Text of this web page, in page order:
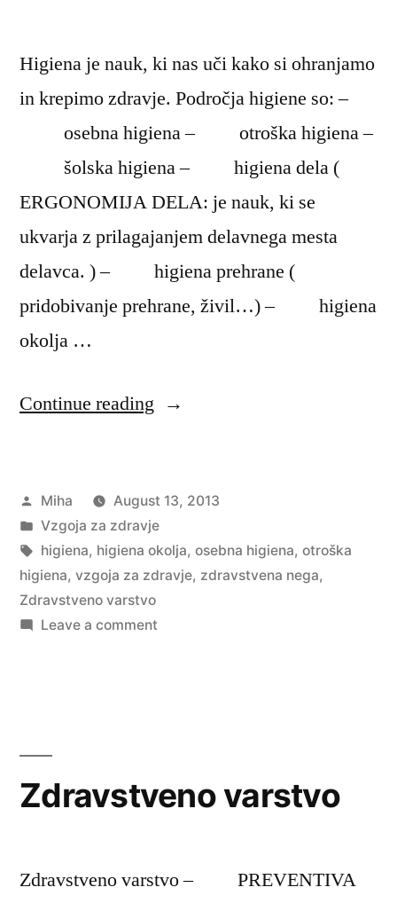
Higiena je nauk, ki nas uči kako si ohranjamo
in krepimo zdravje. Področja higiene so: –
osebna higiena – otroška higiena –
šolska higiena – higiena dela (
ERGONOMIJA DELA: je nauk, ki se
ukvarja z prilagajanjem delavnega mesta
delavca. ) – higiena prehrane (
pridobivanje prehrane, živil…) – higiena
okolja …
Continue reading “Higiena”
Posted
by
Miha
August 13, 2013
Posted
in
Vzgoja za zdravje
Tags:
higiena, higiena okolja, osebna higiena, otroška
higiena, vzgoja za zdravje, zdravstvena nega,
Zdravstveno varstvo
Leave a commenton
Zdravstveno varstvo
Zdravstveno varstvo – PREVENTIVA